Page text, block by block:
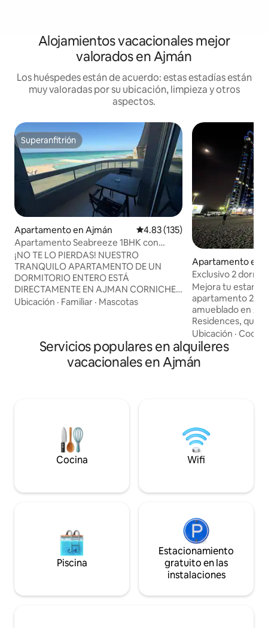
Alojamientos vacacionales mejor
valorados en Ajmán
Los huéspedes están de acuerdo: estas estadías están
muy valoradas por su ubicación, limpieza y otros
aspectos.
Superanfitrión
Superanfitrión
Apartamento en Ajmán Calificación promedio: 4.83 de
4.83 (135)
Apartamento Seabreeze 1BHK con
balcón con vistas directas al mar
¡NO TE LO PIERDAS! NUESTRO
TRANQUILO APARTAMENTO DE UN
DORMITORIO ENTERO ESTÁ
DIRECTAMENTE EN AJMAN CORNICHE
CON UN MARAVILLOSO BALCÓN CON
proximidad a la playa. Elige entre cientos
de actividades diarias y cafeterías,
restaurantes, bares, salones y
con atractivas características internas.
Ubicación · Familiar · Mascotas
Apartamento en
Exclusivo 2
Ajmán a Dubái
Mejora tu
apartamento
amueblado en
Residences, que
perfecta de
comodidad.
apartamento
panorámicas de
elegantes y un
dedicado para
Ubicación ·Cocina
Servicios populares en alquileres
vacacionales en Ajmán
Cocina Wifi
Piscina
Estacionamiento
gratuito en las
instalaciones